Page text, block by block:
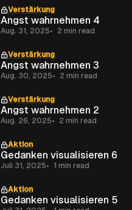
Verstärkung
Angst wahrnehmen 4
Aug. 31, 2025 2 min read
Verstärkung
Angst wahrnehmen 3
Aug. 30, 2025 2 min read
Verstärkung
Angst wahrnehmen 2
Aug. 26, 2025 2 min read
Aktion
Gedanken visualisieren 6
Juli 31, 2025 1 min read
Aktion
Gedanken visualisieren 5